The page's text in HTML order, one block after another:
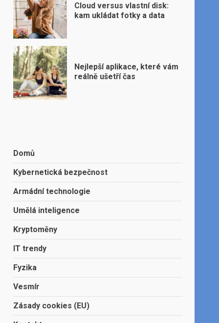
Cloud versus vlastní disk:
kam ukládat fotky a data
Nejlepší aplikace, které vám
reálně ušetří čas
Domů
Kybernetická bezpečnost
Armádní technologie
Umělá inteligence
Kryptoměny
IT trendy
Fyzika
Vesmír
Zásady cookies (EU)